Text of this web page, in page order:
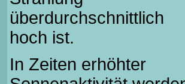
überdurchschnittlich
hoch ist.
In Zeiten erhöhter